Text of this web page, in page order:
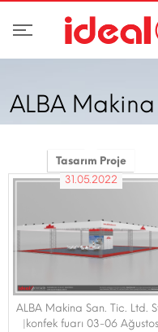
ALBA Makina
Tasarım Proje
31.05.2022
ALBA Makina San. Tic. Ltd.
|konfek fuarı 03-06 Ağustos